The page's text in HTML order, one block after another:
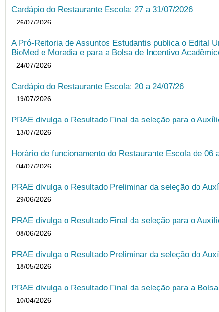
Cardápio do Restaurante Escola: 27 a 31/07/2026
26/07/2026
A Pró-Reitoria de Assuntos Estudantis publica o Edital
BioMed e Moradia e para a Bolsa de Incentivo
24/07/2026
Cardápio do Restaurante Escola: 20 a 24/07/26
19/07/2026
PRAE divulga o Resultado Final da seleção para o
13/07/2026
Horário de funcionamento do Restaurante Escola de 06
04/07/2026
PRAE divulga o Resultado Preliminar da seleção do
29/06/2026
PRAE divulga o Resultado Final da seleção para o
08/06/2026
PRAE divulga o Resultado Preliminar da seleção do
18/05/2026
PRAE divulga o Resultado Final da seleção para a
10/04/2026